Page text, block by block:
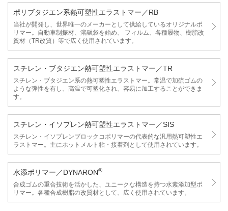
ポリブタジエン系熱可塑性エラストマー／RB
当社が開発し、世界唯一のメーカーとして供給しているオリジナルポ
リマー。自動車制振材、溶融袋を始め、 フィルム、各種履物、樹脂改
質材（TR改質）等で広く使用されています。
スチレン・ブタジエン熱可塑性エラストマー／TR
スチレン・ブタジエン系の熱可塑性エラストマー。常温で加硫ゴムの
ような弾性を有し、高温で可塑化され、容易に加工することができま
す。
スチレン・イソプレン熱可塑性エラストマー／SIS
スチレン・イソプレンブロックコポリマーの代表的な汎用熱可塑性エ
ラストマー。主にホットメルト粘・接着剤として使用されています。
水添ポリマー／DYNARON®
合成ゴムの重合技術を活かした、ユニークな構造を持つ水素添加型ポ
リマー。各種合成樹脂の改質材として、広く使用されています。